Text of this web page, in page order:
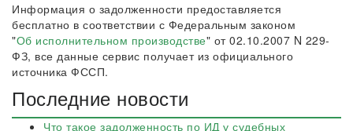
Информация о задолженности предоставляется
бесплатно в соответствии с Федеральным законом
"Об исполнительном производстве" от 02.10.2007 N 229-
ФЗ, все данные сервис получает из официального
источника ФССП.
Последние новости
Что такое задолженность по ИД у судебных